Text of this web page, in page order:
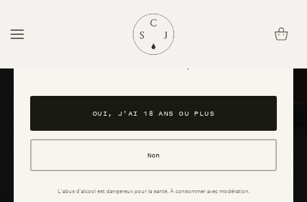
Avez-vous l'âge légal pour consommer de l'alcool ?
Ce site est réservé aux personnes majeures. En accédant au site, vous
OUI, J'AI 18 ANS OU PLUS
Non
L'abus d'alcool est dangereux pour la santé. À consommer avec modération.
contenu
Panier